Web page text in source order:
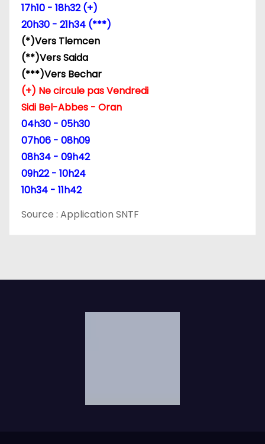
17h10 - 18h32 (+)
20h30 - 21h34 (***)
(*)Vers Tlemcen
(**)Vers Saida
(***)Vers Bechar
(+) Ne circule pas Vendredi
Sidi Bel-Abbes - Oran
04h30 - 05h30
07h06 - 08h09
08h34 - 09h42
09h22 - 10h24
10h34 - 11h42
Source : Application SNTF